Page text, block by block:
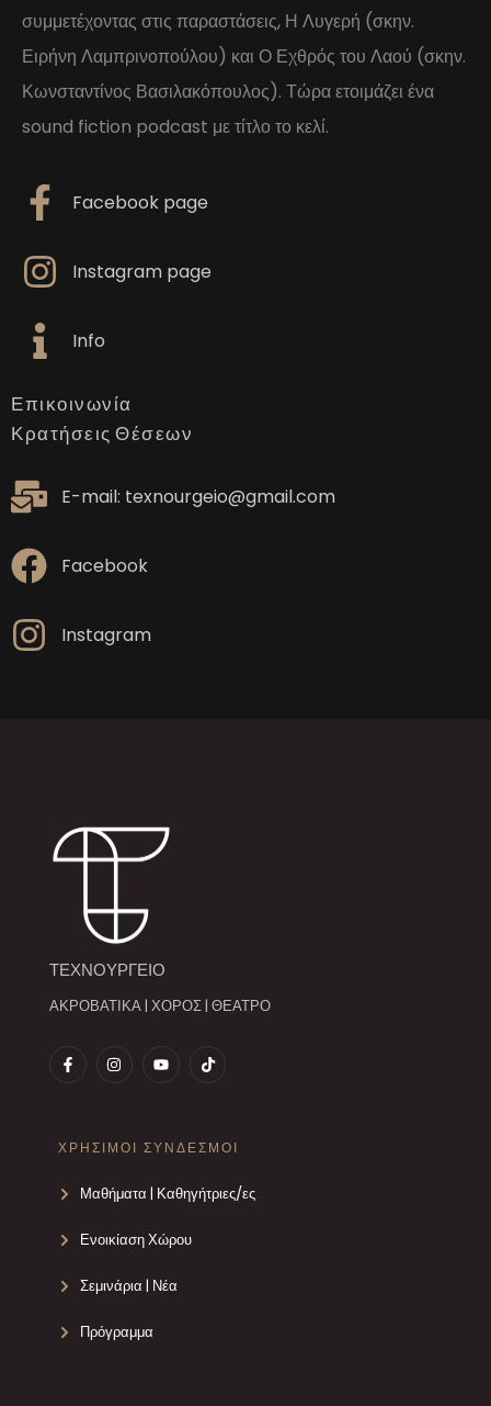
συμμετέχοντας στις παραστάσεις, Η Λυγερή (σκην.
Ειρήνη Λαμπρινοπούλου) και Ο Εχθρός του Λαού (σκην.
Κωνσταντίνος Βασιλακόπουλος). Τώρα ετοιμάζει ένα
sound fiction podcast με τίτλο το κελί.
Facebook page
Instagram page
Info
Επικοινωνία
Κρατήσεις Θέσεων
E-mail: texnourgeio@gmail.com
Facebook
Instagram
ΤΕΧΝΟΥΡΓΕΙΟ
ΑΚΡΟΒΑΤΙΚΑ | ΧΟΡΟΣ | ΘΕΑΤΡΟ
ΧΡΗΣΙΜΟΙ ΣΥΝΔΕΣΜΟΙ
Μαθήματα | Καθηγήτριες/ες
Ενοικίαση Χώρου
Σεμινάρια | Νέα
Πρόγραμμα